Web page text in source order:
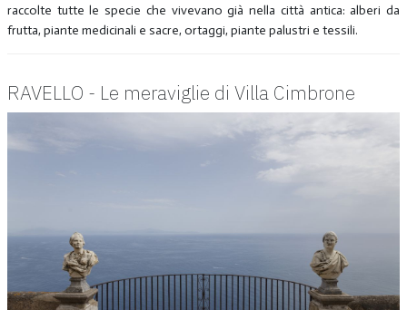
raccolte tutte le specie che vivevano già nella città antica: alberi da
frutta, piante medicinali e sacre, ortaggi, piante palustri e tessili.
RAVELLO - Le meraviglie di Villa Cimbrone